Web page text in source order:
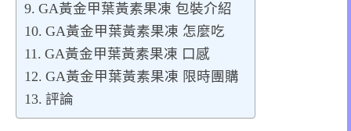
GA黃金甲葉黃素果凍 包裝介紹
GA黃金甲葉黃素果凍 怎麼吃
GA黃金甲葉黃素果凍 口感
GA黃金甲葉黃素果凍 限時團購
評論